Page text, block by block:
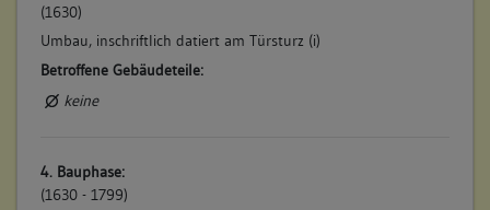
(1630)
Umbau, inschriftlich datiert am Türsturz (i)
Betroffene Gebäudeteile:
keine
4. Bauphase:
(1630 - 1799)